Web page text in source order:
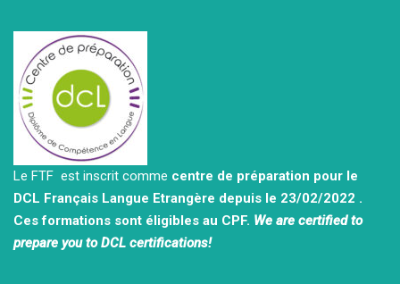
Le FTF est inscrit comme centre de préparation pour le
DCL Français Langue Etrangère depuis le 23/02/2022 .
Ces formations sont éligibles au CPF. We are certified to
prepare you to DCL certifications!